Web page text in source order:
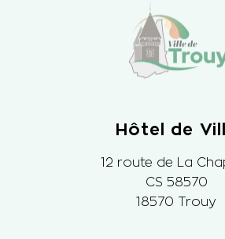
Hôtel de
12 route de La
CS 58570
18570 Trouy